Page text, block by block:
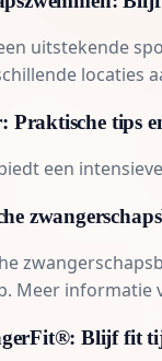
uitstekende
locaties
Praktische tips
een
Meer informatie
Blijf fit